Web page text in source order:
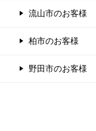
流山市のお客様
柏市のお客様
野田市のお客様